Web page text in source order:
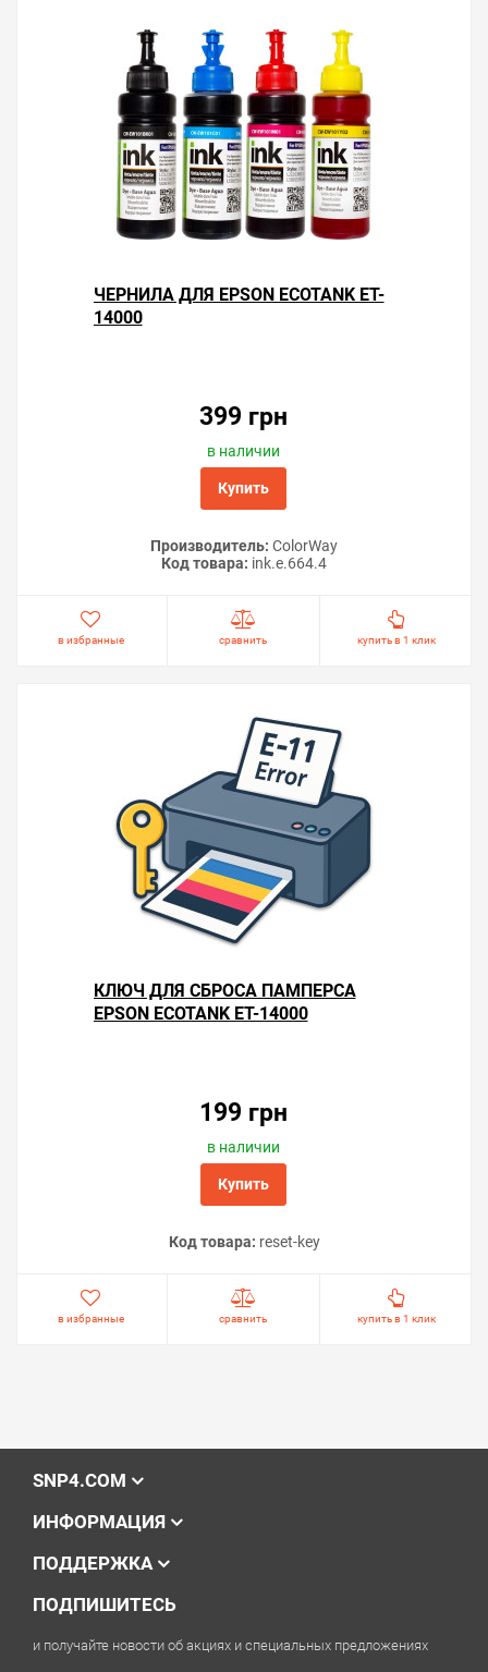
ЧЕРНИЛА ДЛЯ EPSON ECOTANK ET-
14000
399 грн
в наличии
Купить
Производитель: ColorWay
Код товара: ink.e.664.4
в избранные сравнить купить в 1 клик
КЛЮЧ ДЛЯ СБРОСА ПАМПЕРСА
EPSON ECOTANK ET-14000
199 грн
в наличии
Купить
Код товара: reset-key
в избранные сравнить купить в 1 клик
SNP4.COM
ИНФОРМАЦИЯ
ПОДДЕРЖКА
ПОДПИШИТЕСЬ
и получайте новости об акциях и специальных предложениях